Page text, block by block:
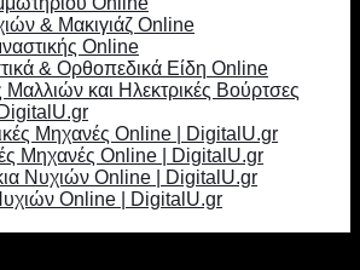
& Μακιγιάζ Online
Online
& Ορθοπεδικά Είδη Online
Μαλλιών και Ηλεκτρικές Βούρτσες
Μηχανές Online | DigitalU.gr
Μηχανές Online | DigitalU.gr
Νυχιών Online | DigitalU.gr
Online | DigitalU.gr